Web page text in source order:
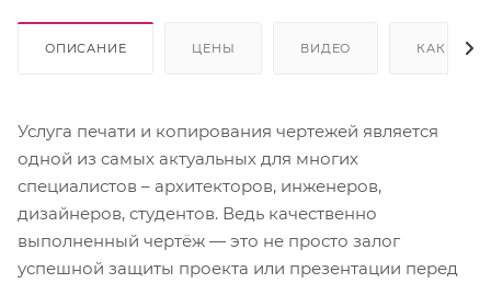
ОПИСАНИЕ ЦЕНЫ ВИДЕО КАК
Услуга печати и копирования чертежей является
одной из самых актуальных для многих
специалистов – архитекторов, инженеров,
дизайнеров, студентов. Ведь качественно
выполненный чертёж — это не просто залог
успешной защиты проекта или презентации перед